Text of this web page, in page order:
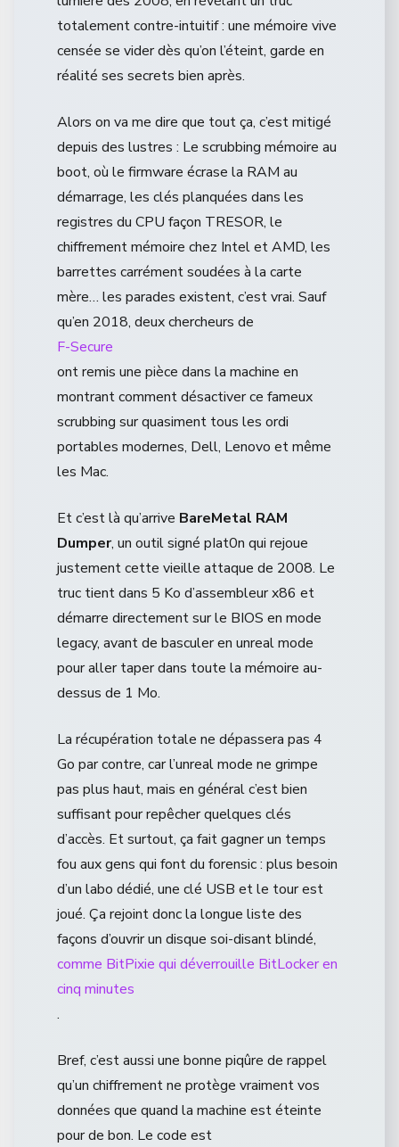
totalement contre-intuitif : une mémoire vive
censée se vider dès qu’on l’éteint, garde en
réalité ses secrets bien après.
Alors on va me dire que tout ça, c’est mitigé
depuis des lustres : Le scrubbing mémoire au
boot, où le firmware écrase la RAM au
démarrage, les clés planquées dans les
registres du CPU façon TRESOR, le
chiffrement mémoire chez Intel et AMD, les
barrettes carrément soudées à la carte
mère… les parades existent, c’est vrai. Sauf
qu’en 2018, deux chercheurs de
F-Secure
ont remis une pièce dans la machine en
montrant comment désactiver ce fameux
scrubbing sur quasiment tous les ordi
portables modernes, Dell, Lenovo et même
les Mac.
Et c’est là qu’arrive BareMetal RAM
Dumper, un outil signé pIat0n qui rejoue
justement cette vieille attaque de 2008. Le
truc tient dans 5 Ko d’assembleur x86 et
démarre directement sur le BIOS en mode
legacy, avant de basculer en unreal mode
pour aller taper dans toute la mémoire au-
dessus de 1 Mo.
La récupération totale ne dépassera pas 4
Go par contre, car l’unreal mode ne grimpe
pas plus haut, mais en général c’est bien
suffisant pour repêcher quelques clés
d’accès. Et surtout, ça fait gagner un temps
fou aux gens qui font du forensic : plus besoin
d’un labo dédié, une clé USB et le tour est
joué. Ça rejoint donc la longue liste des
façons d’ouvrir un disque soi-disant blindé,
comme BitPixie qui déverrouille BitLocker en
cinq minutes
.
Bref, c’est aussi une bonne piqûre de rappel
qu’un chiffrement ne protège vraiment vos
données que quand la machine est éteinte
pour de bon. Le code est